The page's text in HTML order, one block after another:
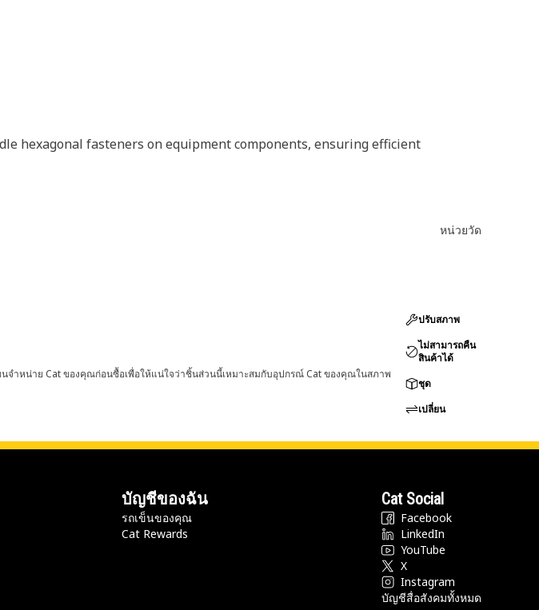
hexagonal fasteners on equipment components, ensuring efficient
หน่วยวัด
ำหน่าย Cat ของคุณก่อนซื้อเพื่อให้แน่ใจว่าชิ้นส่วนนี้เหมาะสมกับอุปกรณ์ Cat ของคุณในสภาพ
ปรับสภาพ
ไม่สามารถคืน
สินค้าได้
ชุด
เปลี่ยน
บัญชีของฉัน
รถเข็นของคุณ
Cat Rewards
Cat Social
Facebook
LinkedIn
YouTube
X
Instagram
บัญชีสื่อสังคมทั้งหมด